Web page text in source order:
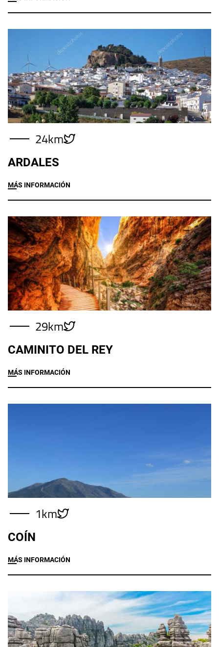
24km
ARDALES
MÁS INFORMACIÓN
Imagen
29km
CAMINITO DEL REY
MÁS INFORMACIÓN
1km
COÍN
MÁS INFORMACIÓN